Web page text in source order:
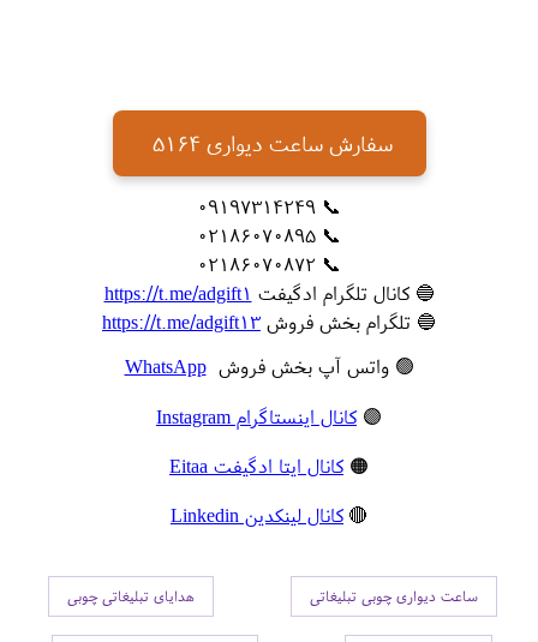
سفارش ساعت دیواری 5164
📞 09197314249
📞 02186070895
📞 02186070872
🔵 کانال تلگرام ادگیفت https://t.me/adgift1
🔵 تلگرام بخش فروش https://t.me/adgift13
🟢 واتس آپ بخش فروشWhatsApp
🟣 کانال اینستاگرام Instagram
🟠 کانال ایتا ادگیفت Eitaa
🔴 کانال لینکدین Linkedin
ساعت دیواری چوبی تبلیغاتی هدایای تبلیغاتی چوبی